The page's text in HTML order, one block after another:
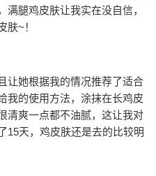
腿鸡皮肤让我实在没自信，
肤~！
让她根据我的情况推荐了适合
我的使用方法，涂抹在长鸡皮
清爽一点都不油腻，这让我对
15天，鸡皮肤还是去的比较明